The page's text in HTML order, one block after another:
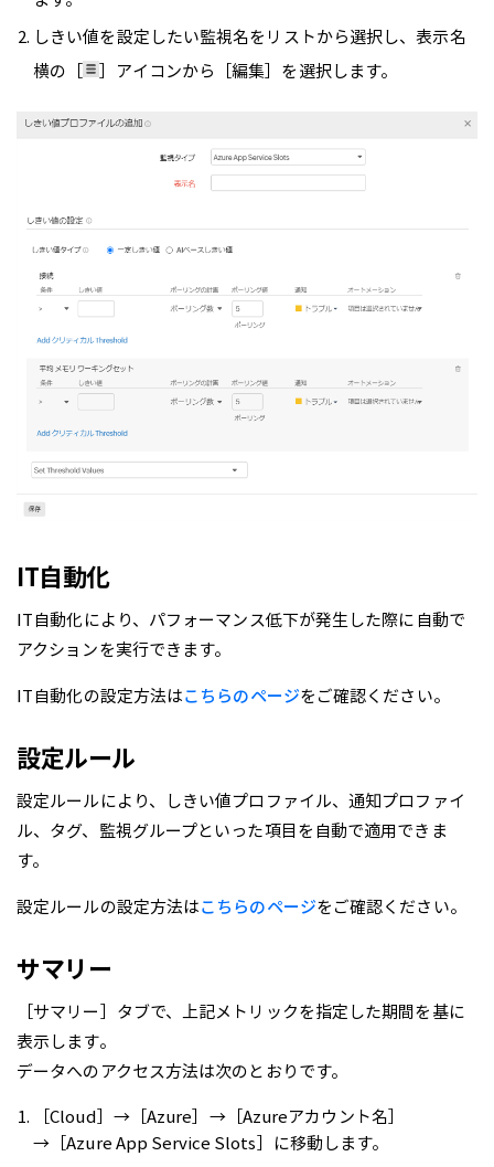
しきい値を設定したい監視名をリストから選択し、表示名
横の［
］アイコンから［編集］を選択します。
IT自動化
IT自動化により、パフォーマンス低下が発生した際に自動で
アクションを実行できます。
IT自動化の設定方法はこちらのページをご確認ください。
設定ルール
設定ルールにより、しきい値プロファイル、通知プロファイ
ル、タグ、監視グループといった項目を自動で適用できま
す。
設定ルールの設定方法はこちらのページをご確認ください。
サマリー
［サマリー］タブで、上記メトリックを指定した期間を基に
表示します。
データへのアクセス方法は次のとおりです。
［Cloud］→［Azure］→［Azureアカウント名］
→［Azure App Service Slots］に移動します。